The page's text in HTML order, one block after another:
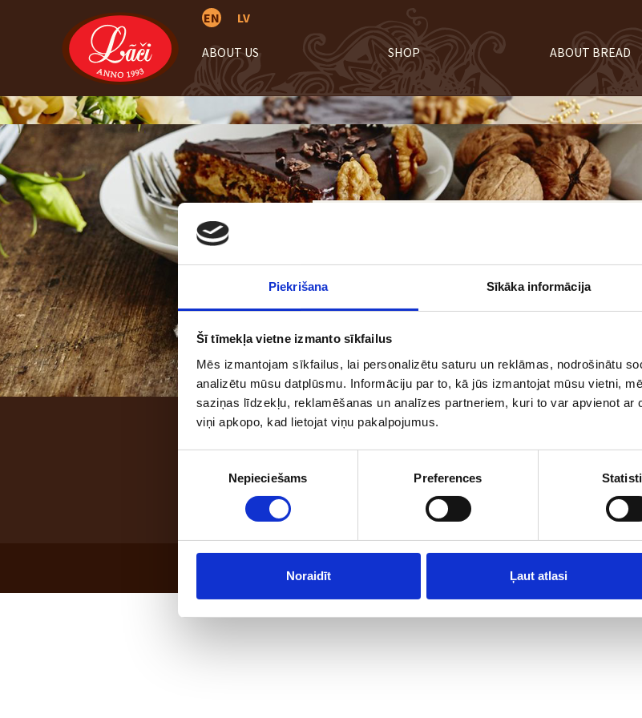
Piekrišana Sīkāka informācija
Šī tīmekļa vietne izmanto sīkfailus
Mēs izmantojam sīkfailus, lai personalizētu saturu un reklāmas, nodrošinātu
analizētu mūsu datplūsmu. Informāciju par to, kā jūs izmantojat mūsu vietni,
saziņas līdzekļu, reklamēšanas un analīzes partneriem, kuri to var apvienot
viņi apkopo, kad lietojat viņu pakalpojumus.
Nepieciešams Preferences
Noraidīt Ļaut atlasi
EN LV
ABOUT US SHOP ABOUT BREAD
Address: "Benūžu - Skauģi", Babītes pag., Babītes nov., Latvija, LV-2107; office
© 2026 SIA "Lāči"